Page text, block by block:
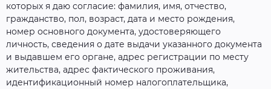
которых я даю согласие: фамилия, имя, отчество,
гражданство, пол, возраст, дата и место рождения,
номер основного документа, удостоверяющего
личность, сведения о дате выдачи указанного документа
и выдавшем его органе, адрес регистрации по месту
жительства, адрес фактического проживания,
идентификационный номер налогоплательщика,